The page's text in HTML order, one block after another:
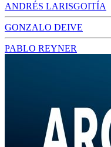
ANDRÉS LARISGOITÍA
GONZALO DEIVE
PABLO REYNER